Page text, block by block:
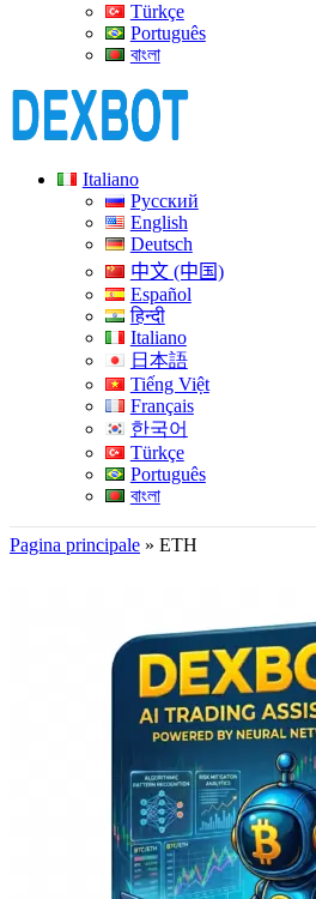
Türkçe
Português
বাংলা
Italiano
Русский
English
Deutsch
中文 (中国)
Español
हिन्दी
Italiano
日本語
Tiếng Việt
Français
한국어
Türkçe
Português
বাংলা
Pagina principale » ETH